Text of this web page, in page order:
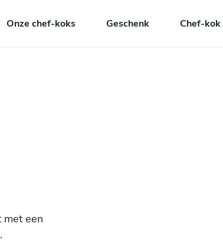
Onze chef-koks Geschenk Chef-
met een